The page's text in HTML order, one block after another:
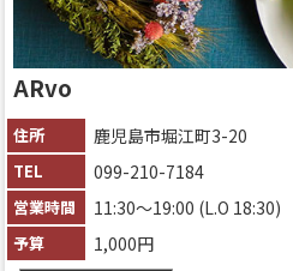
ARvo
住所 鹿児島市堀江町3-20
TEL 099-210-7184
営業時間 11:30〜19:00 (L.O
予算 1,000円